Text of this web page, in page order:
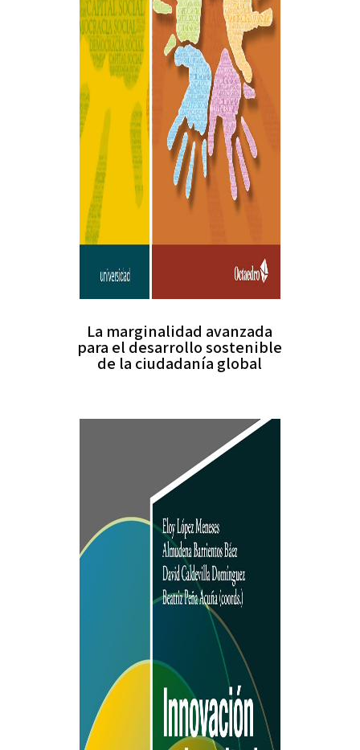
La marginalidad avanzada
para el desarrollo sostenible
de la ciudadanía global